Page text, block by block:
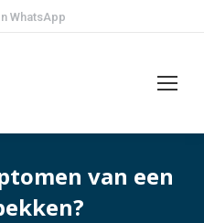
WhatsApp
van een